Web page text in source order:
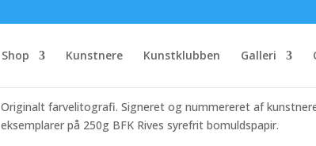
Shop Kunstnere Kunstklubben Galleri
3.200,00kr.
Originalt farvelitografi. Signeret og nummereret af
eksemplarer på 250g BFK Rives syrefrit bomuldspapir.